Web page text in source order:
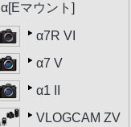
α[Eマウント]
α7R VI
α7 V
α1 II
VLOGCAM ZV